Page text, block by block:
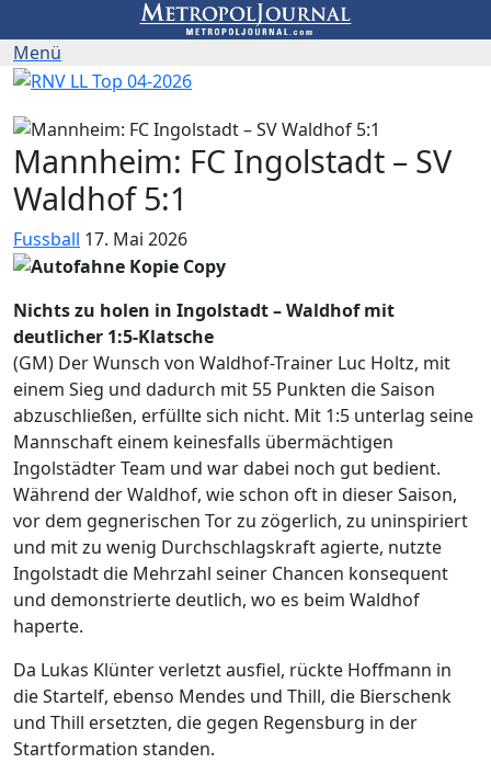
Mannheim: FC Ingolstadt – SV
Waldhof 5:1
Fussball 17. Mai 2026
Nichts zu holen in Ingolstadt – Waldhof mit
deutlicher 1:5-Klatsche
(GM) Der Wunsch von Waldhof-Trainer Luc Holtz, mit
einem Sieg und dadurch mit 55 Punkten die Saison
abzuschließen, erfüllte sich nicht. Mit 1:5 unterlag seine
Mannschaft einem keinesfalls übermächtigen
Ingolstädter Team und war dabei noch gut bedient.
Während der Waldhof, wie schon oft in dieser Saison,
vor dem gegnerischen Tor zu zögerlich, zu uninspiriert
und mit zu wenig Durchschlagskraft agierte, nutzte
Ingolstadt die Mehrzahl seiner Chancen konsequent
und demonstrierte deutlich, wo es beim Waldhof
haperte.
Da Lukas Klünter verletzt ausfiel, rückte Hoffmann in
die Startelf, ebenso Mendes und Thill, die Bierschenk
und Thill ersetzten, die gegen Regensburg in der
Startformation standen.